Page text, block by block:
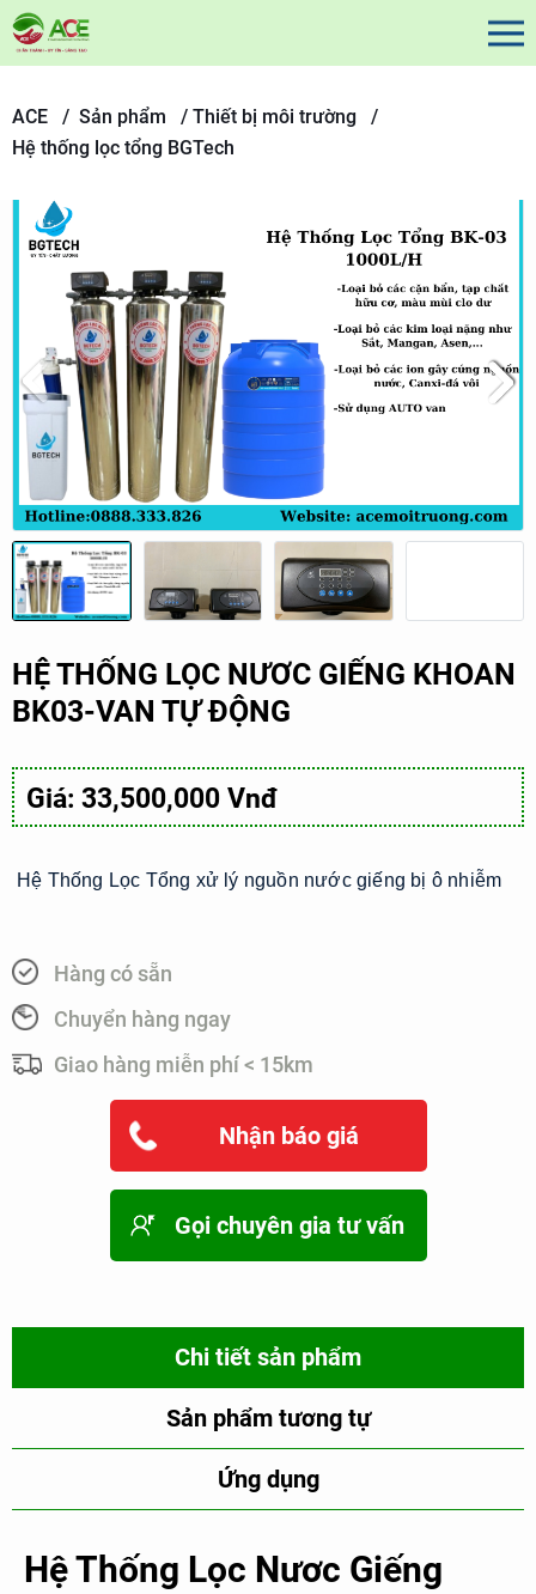
ACE / Sản phẩm / Thiết bị môi trường /
Hệ thống lọc tổng BGTech
HỆ THỐNG LỌC NƯƠC GIẾNG KHOAN
BK03-VAN TỰ ĐỘNG
Giá: 33,500,000 Vnđ
Hệ Thống Lọc Tổng xử lý nguồn nước giếng bị ô nhiễm
Hàng có sẵn
Chuyển hàng ngay
Giao hàng miễn phí < 15km
Nhận báo giá
Gọi chuyên gia tư vấn
Chi tiết sản phẩm
Sản phẩm tương tự
Ứng dụng
Hệ Thống Lọc Nươc Giếng